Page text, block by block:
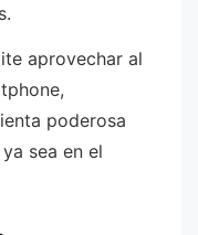
aprovechar al
poderosa
sea en el